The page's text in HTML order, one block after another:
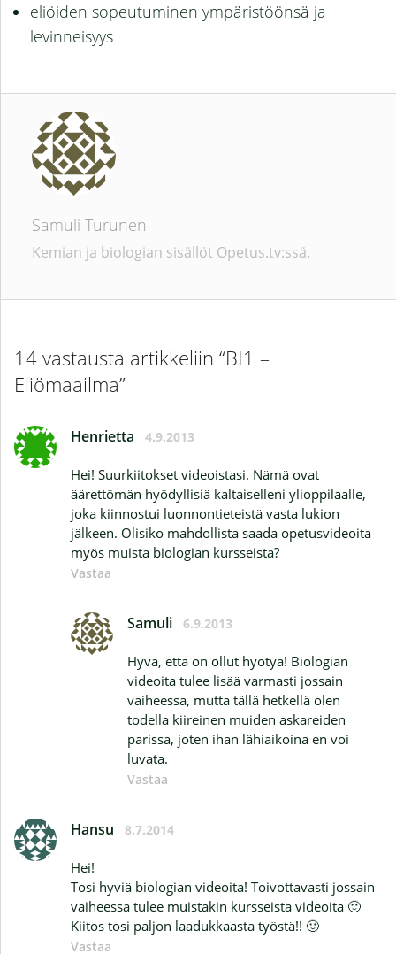
eliöiden sopeutuminen ympäristöönsä ja
levinneisyys
Samuli Turunen
Kemian ja biologian sisällöt Opetus.tv:ssä.
14 vastausta artikkeliin “BI1 –
Eliömaailma”
Henrietta 4.9.2013
Hei! Suurkiitokset videoistasi. Nämä ovat
äärettömän hyödyllisiä kaltaiselleni ylioppilaalle,
joka kiinnostui luonnontieteistä vasta lukion
jälkeen. Olisiko mahdollista saada opetusvideoita
myös muista biologian kursseista?
Vastaa
Samuli 6.9.2013
Hyvä, että on ollut hyötyä! Biologian
videoita tulee lisää varmasti jossain
vaiheessa, mutta tällä hetkellä olen
todella kiireinen muiden askareiden
parissa, joten ihan lähiaikoina en voi
luvata.
Vastaa
Hansu 8.7.2014
Hei!
Tosi hyviä biologian videoita! Toivottavasti jossain
vaiheessa tulee muistakin kursseista videoita 🙂
Kiitos tosi paljon laadukkaasta työstä!! 🙂
Vastaa